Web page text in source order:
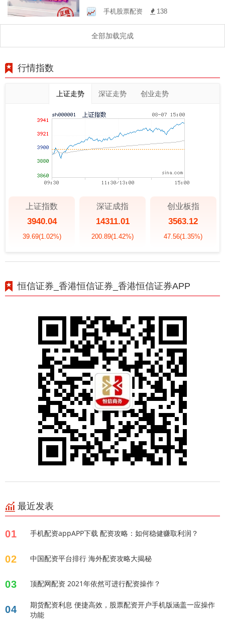
组的震荡窗口这一阶段中炒
股配资平
手机股票配资 138
全部加载完成
行情指数
上证走势 深证走势 创业走势
上证指数
3940.04
39.69(1.02%)
深证成指
14311.01
200.89(1.42%)
创业板指
3563.12
47.56(1.35%)
恒信证券_香港恒信证券_香港恒信证券APP
最近发表
01 手机配资appAPP下载 配资攻略：如何稳健赚取利润？
02 中国配资平台排行 海外配资攻略大揭秘
03 顶配网配资 2021年依然可进行配资操作？
04
期货配资利息 便捷高效，股票配资开户手机版涵盖一应操作
功能